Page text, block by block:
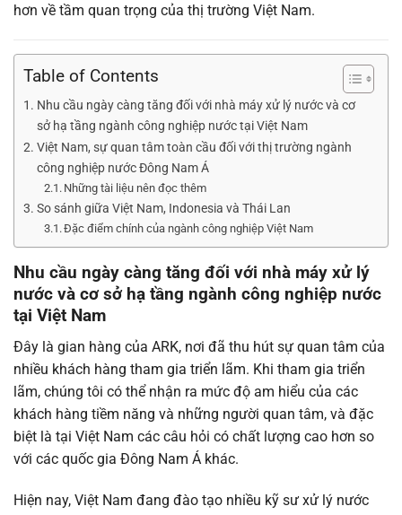
hơn về tầm quan trọng của thị trường Việt Nam.
Table of Contents
Nhu cầu ngày càng tăng đối với nhà máy xử lý nước và cơ
sở hạ tầng ngành công nghiệp nước tại Việt Nam
Việt Nam, sự quan tâm toàn cầu đối với thị trường ngành
công nghiệp nước Đông Nam Á
Những tài liệu nên đọc thêm
So sánh giữa Việt Nam, Indonesia và Thái Lan
Đặc điểm chính của ngành công nghiệp Việt Nam
Nhu cầu ngày càng tăng đối với nhà máy xử lý
nước và cơ sở hạ tầng ngành công nghiệp nước
tại Việt Nam
Đây là gian hàng của ARK, nơi đã thu hút sự quan tâm của
nhiều khách hàng tham gia triển lãm. Khi tham gia triển
lãm, chúng tôi có thể nhận ra mức độ am hiểu của các
khách hàng tiềm năng và những người quan tâm, và đặc
biệt là tại Việt Nam các câu hỏi có chất lượng cao hơn so
với các quốc gia Đông Nam Á khác.
Hiện nay, Việt Nam đang đào tạo nhiều kỹ sư xử lý nước